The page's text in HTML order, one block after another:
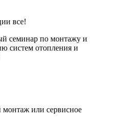
все!
семинар по монтажу и
систем отопления и
монтаж или сервисное